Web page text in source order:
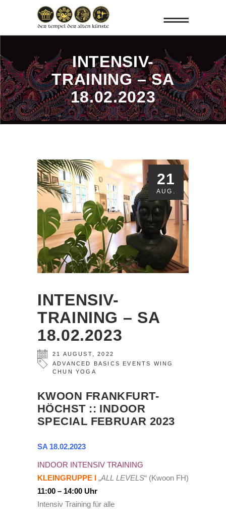
INTENSIV-
TRAINING – SA
18.02.2023
21
AUG.
INTENSIV-
TRAINING – SA
18.02.2023
21 AUGUST ,2022
ADVANCED
BASICS EVENTS
WING
CHUN
YOGA
KWOON FRANKFURT-
HÖCHST :: INDOOR
SPECIAL FEBRUAR 2023
SA 18.02.2023
INDOOR INTENSIV TRAINING
KLEINGRUPPE I „ALL LEVELS“ (Kwoon FH)
11:00 – 14:00 Uhr
Intensiv Training für alle